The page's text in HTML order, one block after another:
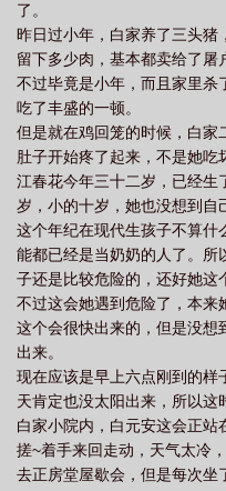
了。
昨日过小年，白家养了三头猪
留下多少肉，基本都卖给了屠
不过毕竟是小年，而且家里杀
吃了丰盛的一顿。
但是就在鸡回笼的时候，白家
肚子开始疼了起来，不是她吃
江春花今年三十二岁，已经生
岁，小的十岁，她也没想到自
这个年纪在现代生孩子不算什
能都已经是当奶奶的人了。所
子还是比较危险的，还好她这
不过这会她遇到危险了，本来
这个会很快出来的，但是没想
出来。
现在应该是早上六点刚到的样
天肯定也没太阳出来，所以这
白家小院内，白元安这会正站
搓~着手来回走动，天气太冷
去正房堂屋歇会，但是每次坐